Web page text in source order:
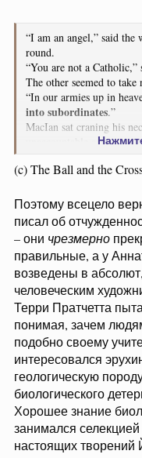
“I am an angel,” said
round.
“You are not a Catholic,”
The other seemed to
“In our armies up in
into subordinates.”
MacIan sat craning his
unaccountable eagerness.
“go on!”
certain high spirit and
“Go on!” said Evan, with
“Just as the sight of sin
the sight of ugliness
must, of necessity, be
“Why, you great fool!”
tremendous stature, “did
that rap with a sword? I
that good knights have
priests and coarse
You fool! you had only to
should have forgotten
twitch of your infernal
wrong with you and your
everything is wrong. You
(c) The Ball and the
Поэтому всецело
писал об
– они чрезмерно
правильные, а у
возведены в
человеческим
Терри Пратчетта
понимая, зачем
подобно своему
интересовался
геологическую
биологического
Хорошее знание
занимался
настоящих творений